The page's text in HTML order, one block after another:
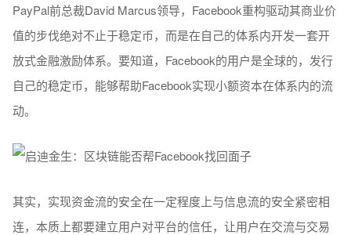
PayPal前总裁David Marcus领导，Facebook重构驱动其商业价
值的步伐绝对不止于稳定币，而是在自己的体系内开发一套开
放式金融激励体系。要知道，Facebook的用户是全球的，发行
自己的稳定币，能够帮助Facebook实现小额资本在体系内的流
动。
其实，实现资金流的安全在一定程度上与信息流的安全紧密相
连，本质上都要建立用户对平台的信任，让用户在交流与交易